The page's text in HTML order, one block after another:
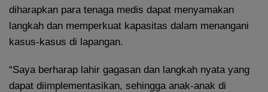
diharapkan para tenaga medis dapat menyamakan
langkah dan memperkuat kapasitas dalam menangani
kasus-kasus di lapangan.
“Saya berharap lahir gagasan dan langkah nyata yang
dapat diimplementasikan, sehingga anak-anak di